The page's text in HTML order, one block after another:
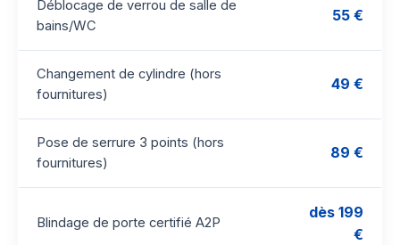
Déblocage de verrou de salle de
bains/WC
55 €
Changement de cylindre (hors
fournitures)
49 €
Pose de serrure 3 points (hors
fournitures)
89 €
Blindage de porte certifié A2P
dès 199
€